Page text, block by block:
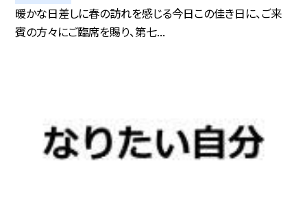
暖かな日差しに春の訪れを感じる今日この佳き日に、ご来
賓の方々にご臨席を賜り、第七...